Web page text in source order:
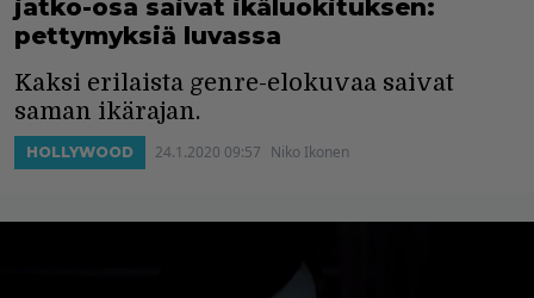
jatko-osa saivat ikäluokituksen:
pettymyksiä luvassa
Kaksi erilaista genre-elokuvaa saivat
saman ikärajan.
HOLLYWOOD 24.1.2020 09:57 Niko Ikonen